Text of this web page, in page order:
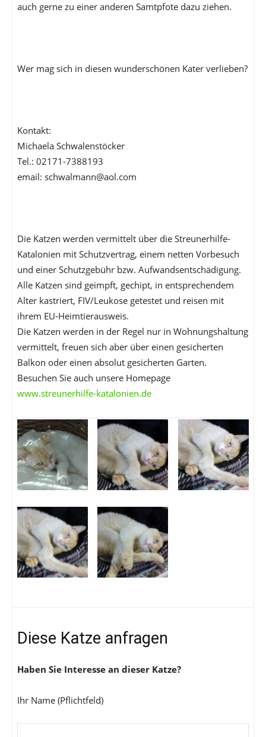
auch gerne zu einer anderen Samtpfote dazu ziehen.
Wer mag sich in diesen wunderschönen Kater verlieben?
Kontakt:
Michaela Schwalenstöcker
Tel.: 02171-7388193
email: schwalmann@aol.com
Die Katzen werden vermittelt über die Streunerhilfe-
Katalonien mit Schutzvertrag, einem netten Vorbesuch
und einer Schutzgebühr bzw. Aufwandsentschädigung.
Alle Katzen sind geimpft, gechipt, in entsprechendem
Alter kastriert, FIV/Leukose getestet und reisen mit
ihrem EU-Heimtierausweis.
Die Katzen werden in der Regel nur in Wohnungshaltung
vermittelt, freuen sich aber über einen gesicherten
Balkon oder einen absolut gesicherten Garten.
Besuchen Sie auch unsere Homepage
www.streunerhilfe-katalonien.de
Diese Katze anfragen
Haben Sie Interesse an dieser Katze?
Ihr Name (Pflichtfeld)